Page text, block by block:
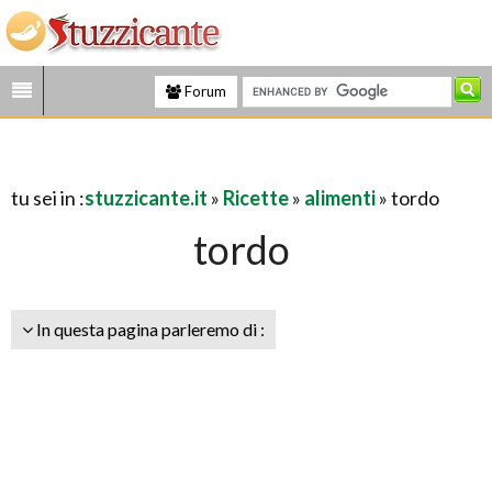
Forum
tu sei in :stuzzicante.it » Ricette» alimenti» tordo
tordo
In questa pagina parleremo di :